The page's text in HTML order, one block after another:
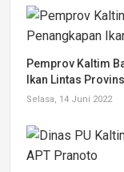
Pemprov Kaltim
Ikan Lintas
Selasa, 14 Juni 2022